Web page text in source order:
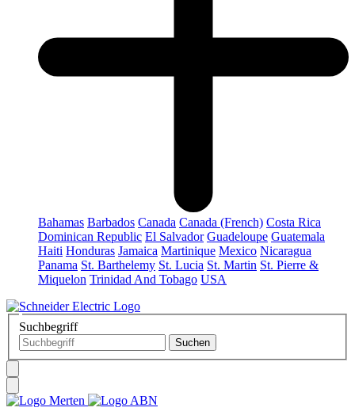
Bahamas Barbados Canada Canada (French) Costa Rica
Dominican Republic El Salvador Guadeloupe Guatemala
Haiti Honduras Jamaica Martinique Mexico Nicaragua
Panama St. Barthelemy St. Lucia St. Martin St. Pierre &
Miquelon Trinidad And Tobago USA
Suchbegriff